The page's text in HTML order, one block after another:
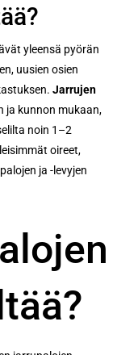
yleensä pyörän
uusien osien
Jarrujen
ja kunnon mukaan,
noin 1–2
oireet,
ja -levyjen